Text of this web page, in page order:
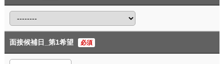
面接候補日_第1希望 必須